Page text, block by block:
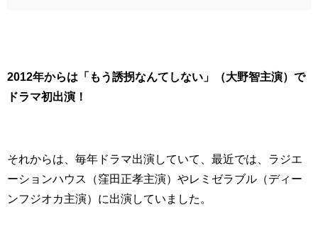
2012年からは「もう誘拐なんてしない」（大野智主演）で
ドラマ初出演！
それからは、毎年ドラマ出演していて、最近では、ラジエ
ーションハウス（窪田正孝主演）やレミゼラブル（ディー
ンフジオカ主演）に出演していました。